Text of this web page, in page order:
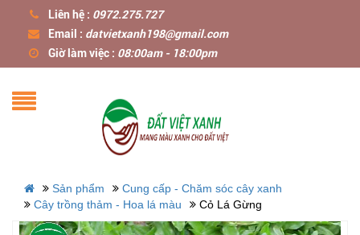
Liên hệ : 0972.275.727
Email : datvietxanh198@gmail.com
Giờ làm việc : 08:00am - 18:00pm
Sản phẩm
Cung cấp - Chăm sóc cây xanh
Cây trồng thảm - Hoa lá màu
Cỏ Lá Gừng